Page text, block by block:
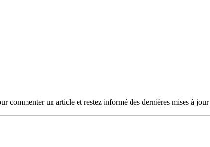
commenter un article et restez informé des dernières mises à